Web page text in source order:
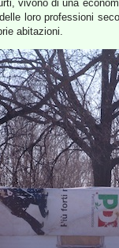
vivono di una
loro professioni
abitazioni.